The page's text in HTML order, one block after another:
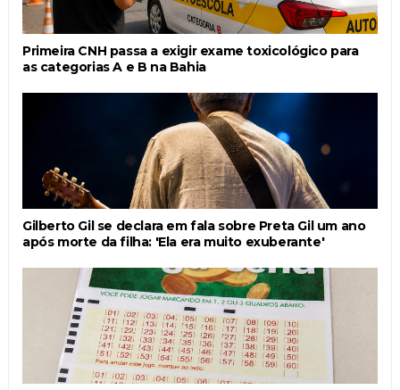
Primeira CNH passa a exigir exame toxicológico para
as categorias A e B na Bahia
Gilberto Gil se declara em fala sobre Preta Gil um ano
após morte da filha: 'Ela era muito exuberante'